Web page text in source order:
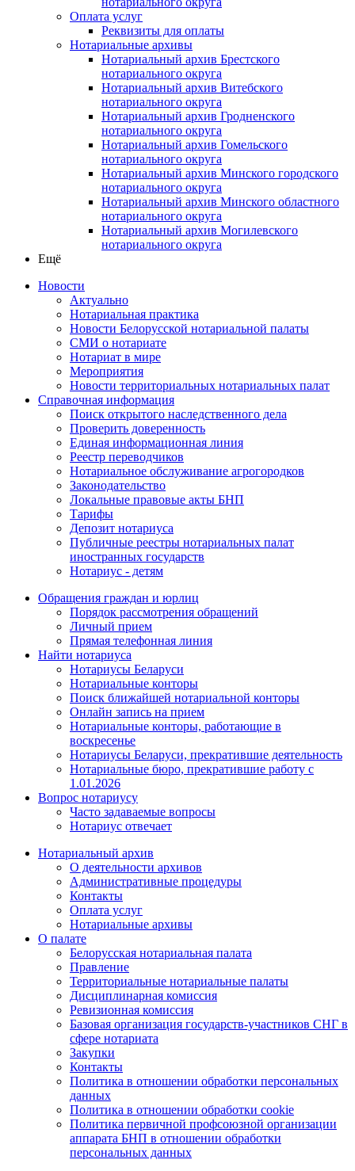
Оплата услуг
Реквизиты для оплаты
Нотариальные архивы
Нотариальный архив Брестского
нотариального округа
Нотариальный архив Витебского
нотариального округа
Нотариальный архив Гродненского
нотариального округа
Нотариальный архив Гомельского
нотариального округа
Нотариальный архив Минского городского
нотариального округа
Нотариальный архив Минского областного
нотариального округа
Нотариальный архив Могилевского
нотариального округа
Ещё
Новости
Актуально
Нотариальная практика
Новости Белорусской нотариальной палаты
СМИ о нотариате
Нотариат в мире
Мероприятия
Новости территориальных нотариальных палат
Справочная информация
Поиск открытого наследственного дела
Проверить доверенность
Единая информационная линия
Реестр переводчиков
Нотариальное обслуживание агрогородков
Законодательство
Локальные правовые акты БНП
Тарифы
Депозит нотариуса
Публичные реестры нотариальных палат
иностранных государств
Нотариус - детям
Обращения граждан и юрлиц
Порядок рассмотрения обращений
Личный прием
Прямая телефонная линия
Найти нотариуса
Нотариусы Беларуси
Нотариальные конторы
Поиск ближайшей нотариальной конторы
Онлайн запись на прием
Нотариальные конторы, работающие в
воскресенье
Нотариусы Беларуси, прекратившие деятельность
Нотариальные бюро, прекратившие работу с
1.01.2026
Вопрос нотариусу
Часто задаваемые вопросы
Нотариус отвечает
Нотариальный архив
О деятельности архивов
Административные процедуры
Контакты
Оплата услуг
Нотариальные архивы
О палате
Белорусская нотариальная палата
Правление
Территориальные нотариальные палаты
Дисциплинарная комиссия
Ревизионная комиссия
Базовая организация государств-участников СНГ в
сфере нотариата
Закупки
Контакты
Политика в отношении обработки персональных
данных
Политика в отношении обработки cookie
Политика первичной профсоюзной организации
аппарата БНП в отношении обработки
персональных данных